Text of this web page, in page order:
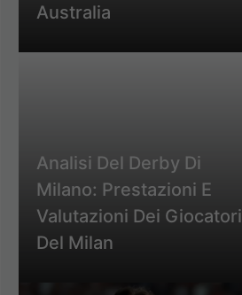
Australia
Analisi Del Derby Di
Milano: Prestazioni E
Valutazioni Dei Giocatori
Del Milan